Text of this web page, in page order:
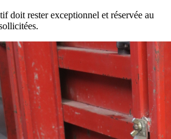
doit rester exceptionnel et réservée au